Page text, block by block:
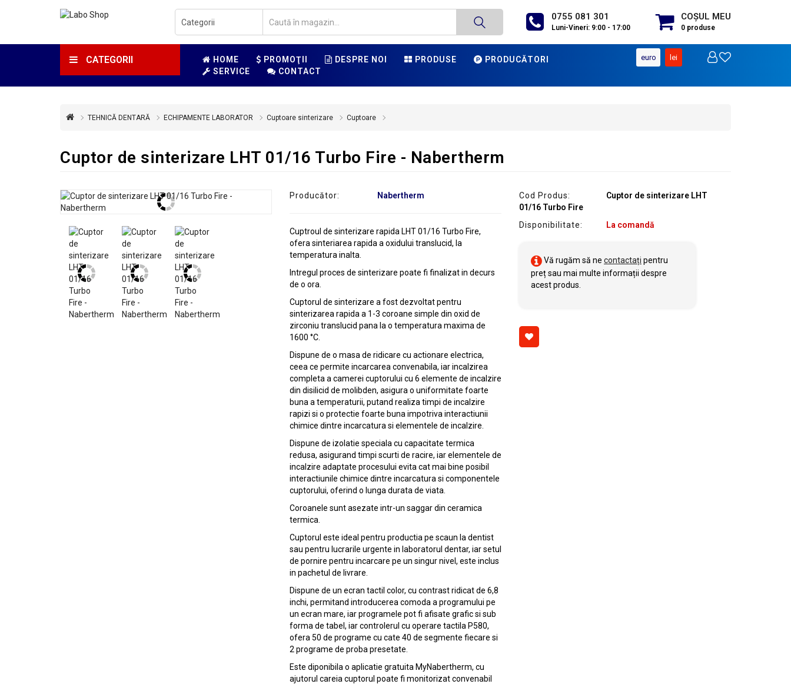
0755 081 301
Luni-Vineri: 9:00 - 17:00
COŞUL MEU
0produse
CATEGORII HOME PROMOŢII DESPRE NOI PRODUSE
PRODUCĂTORI
SERVICE
CONTACT
euro lei
TEHNICĂ DENTARĂ ECHIPAMENTE LABORATOR Cuptoare sinterizare Cuptoare
Cuptor de sinterizare LHT 01/16 Turbo Fire - Nabertherm
Producător: Nabertherm
Cuptroul de sinterizare rapida LHT 01/16 Turbo Fire,
ofera sinteriarea rapida a oxidului translucid, la
temperatura inalta.
Intregul proces de sinterizare poate fi finalizat in decurs
de o ora.
Cuptorul de sinterizare a fost dezvoltat pentru
sinterizarea rapida a 1-3 coroane simple din oxid de
zirconiu translucid pana la o temperatura maxima de
1600 °C.
Dispune de o masa de ridicare cu actionare electrica,
ceea ce permite incarcarea convenabila, iar incalzirea
completa a camerei cuptorului cu 6 elemente de incalzire
din disilicid de molibden, asigura o uniformitate foarte
buna a temperaturii, putand realiza timpi de incalzire
rapizi si o protectie foarte buna impotriva interactiunii
chimice dintre incarcatura si elementele de incalzire.
Dispune de izolatie speciala cu capacitate termica
redusa, asigurand timpi scurti de racire, iar elementele de
incalzire adaptate procesului evita cat mai bine posibil
interactiunile chimice dintre incarcatura si componentele
cuptorului, oferind o lunga durata de viata.
Coroanele sunt asezate intr-un saggar din ceramica
termica.
Cuptorul este ideal pentru productia pe scaun la dentist
sau pentru lucrarile urgente in laboratorul dentar, iar setul
de pornire pentru incarcare pe un singur nivel, este inclus
in pachetul de livrare.
Dispune de un ecran tactil color, cu contrast ridicat de 6,8
inchi, permitand introducerea comoda a programului pe
un ecran mare, iar programele pot fi afisate grafic si sub
forma de tabel, iar controlerul cu operare tactila P580,
ofera 50 de programe cu cate 40 de segmente fiecare si
2 programe de proba presetate.
Este diponibila o aplicatie gratuita MyNabertherm, cu
ajutorul careia cuptorul poate fi monitorizat convenabil
Cod Produs:
Cuptor de sinterizare LHT
01/16 Turbo Fire
Disponibilitate:
La comandă
Vă rugăm să ne contactați pentru
preț sau mai multe informații despre
acest produs.